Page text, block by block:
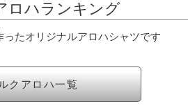
ロハランキング
たオリジナルアロハシャツです
クアロハ一覧